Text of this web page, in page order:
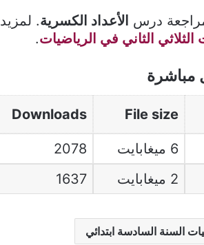
درس الأعداد الكسرية. لمزيد
الثلاثي الثاني في الرياضيات.
مباشرة
File size
Downloads
6 ميغابايت
2078
2 ميغابايت 1637
السنة السادسة ابتدائي